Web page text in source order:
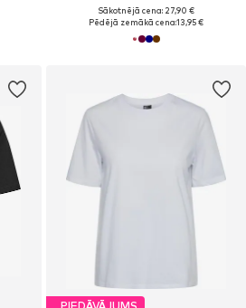
Sākotnējā cena: 27,90 €
Pēdējā zemākā cena:13,95 €